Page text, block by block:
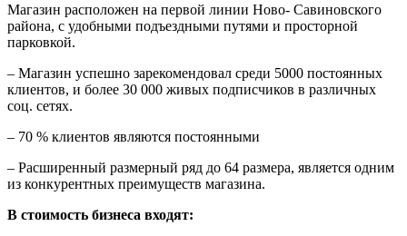
Магазин расположен на первой линии Ново- Савиновского
района, с удобными подъездными путями и просторной
парковкой.
– Магазин успешно зарекомендовал среди 5000 постоянных
клиентов, и более 30 000 живых подписчиков в различных
соц. сетях.
– 70 % клиентов являются постоянными
– Расширенный размерный ряд до 64 размера, является одним
из конкурентных преимуществ магазина.
В стоимость бизнеса входят: